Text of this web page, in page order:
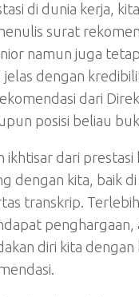
di dunia kerja,
surat
namun juga
dengan
dari
posisi beliau
dari
dengan kita, baik
transkrip.
diri kita